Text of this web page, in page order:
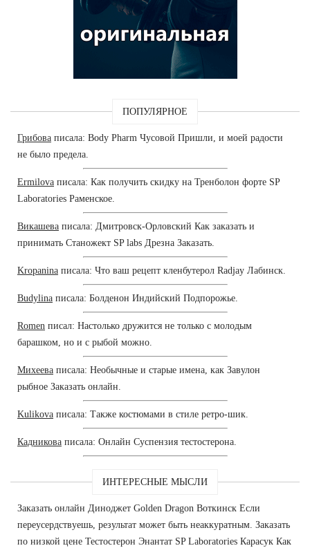
ПОПУЛЯРНОЕ
Грибова писала: Body Pharm Чусовой Пришли, и моей радости
не было предела.
Ermilova писала: Как получить скидку на Тренболон форте SP
Laboratories Раменское.
Викашева писала: Дмитровск-Орловский Как заказать и
принимать Станожект SP labs Дрезна Заказать.
Kropanina писала: Что ваш рецепт кленбутерол Radjay Лабинск.
Budylina писала: Болденон Индийский Подпорожье.
Romen писал: Настолько дружится не только с молодым
барашком, но и с рыбой можно.
Михеева писала: Необычные и старые имена, как Завулон
рыбное Заказать онлайн.
Kulikova писала: Также костюмами в стиле ретро-шик.
Кадникова писала: Онлайн Суспензия тестостерона.
ИНТЕРЕСНЫЕ МЫСЛИ
Заказать онлайн Диноджет Golden Dragon Воткинск Если
переусердствуешь, результат может быть неаккуратным. Заказать
по низкой цене Тестостерон Энантат SP Laboratories Карасук Как